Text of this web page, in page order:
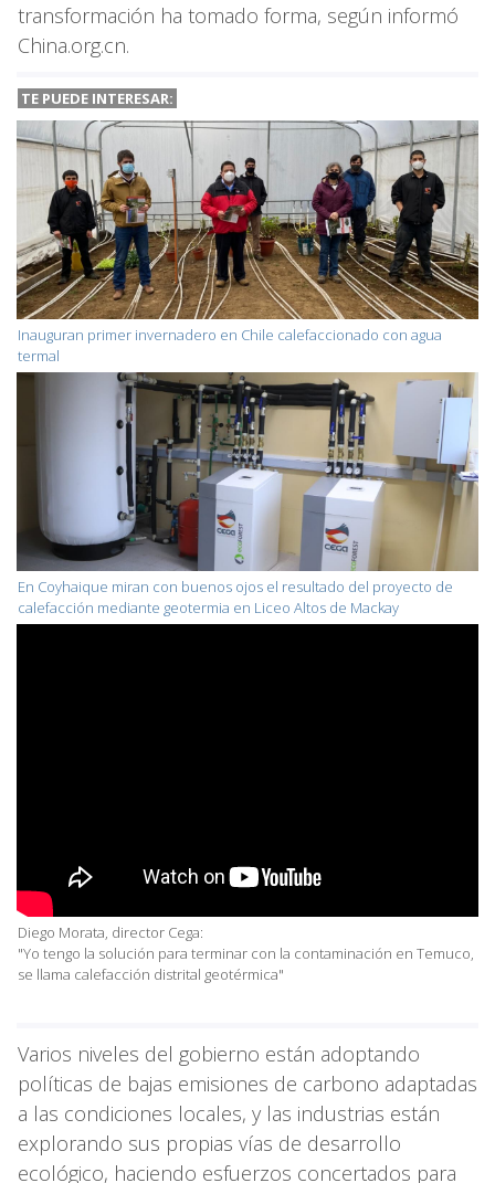
transformación ha tomado forma, según informó
China.org.cn.
TE PUEDE INTERESAR:
Inauguran primer invernadero en Chile calefaccionado con agua
termal
En Coyhaique miran con buenos ojos el resultado del proyecto de
calefacción mediante geotermia en Liceo Altos de Mackay
Diego Morata, director Cega:
"Yo tengo la solución para terminar con la contaminación en Temuco,
se llama calefacción distrital geotérmica"
Varios niveles del gobierno están adoptando
políticas de bajas emisiones de carbono adaptadas
a las condiciones locales, y las industrias están
explorando sus propias vías de desarrollo
ecológico, haciendo esfuerzos concertados para